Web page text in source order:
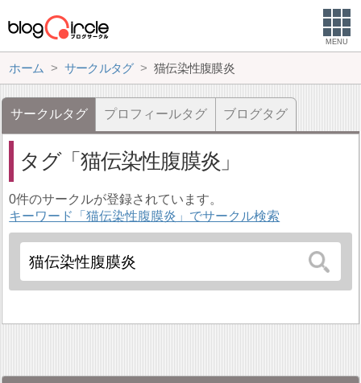
MENU
ホーム サークルタグ 猫伝染性腹膜炎
サークルタグ プロフィールタグ ブログタグ
タグ 猫伝染性腹膜炎
0件のサークルが登録されています。
キーワード「猫伝染性腹膜炎」でサークル検索